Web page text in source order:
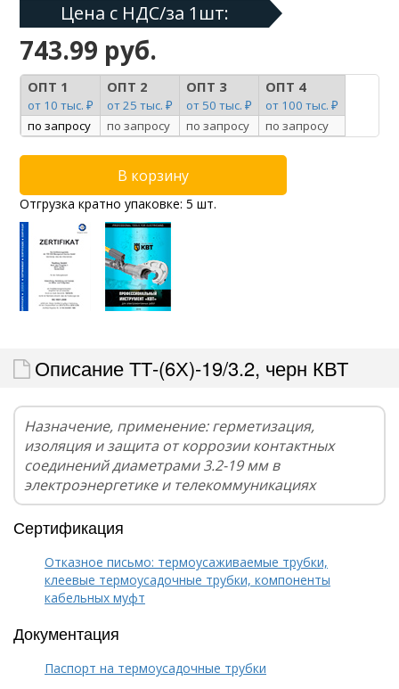
Цена с НДС/за 1шт:
743.99 руб.
ОПТ 1
от 10 тыс. ₽
ОПТ 2
от 25 тыс. ₽
ОПТ 3
от 50 тыс. ₽
ОПТ 4
от 100 тыс. ₽
по запросу
по запросу по запросу по запросу
Отгрузка кратно упаковке: 5 шт.
Описание ТТ-(6Х)-19/3.2, черн КВТ
Назначение, применение: герметизация,
изоляция и защита от коррозии контактных
соединений диаметрами 3.2-19 мм в
электроэнергетике и телекоммуникациях
Сертификация
Отказное письмо: термоусаживаемые трубки,
клеевые термоусадочные трубки, компоненты
кабельных муфт
Документация
Паспорт на термоусадочные трубки